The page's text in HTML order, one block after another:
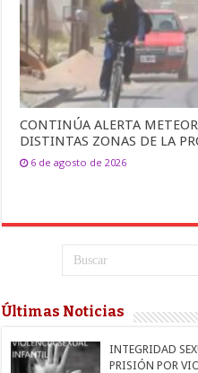
CONTINÚA ALERTA
DISTINTAS ZONAS DE LA
6 de agosto de 2026
Últimas Noticias
INTEGRIDAD
PRISIÓN POR